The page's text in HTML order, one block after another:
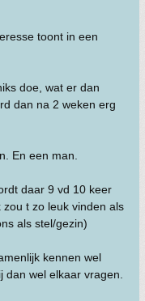
toont in een
doe, wat er dan
dan na 2 weken erg
En een man.
daar 9 vd 10 keer
t zo leuk vinden als
als stel/gezin)
kennen wel
wel elkaar vragen.